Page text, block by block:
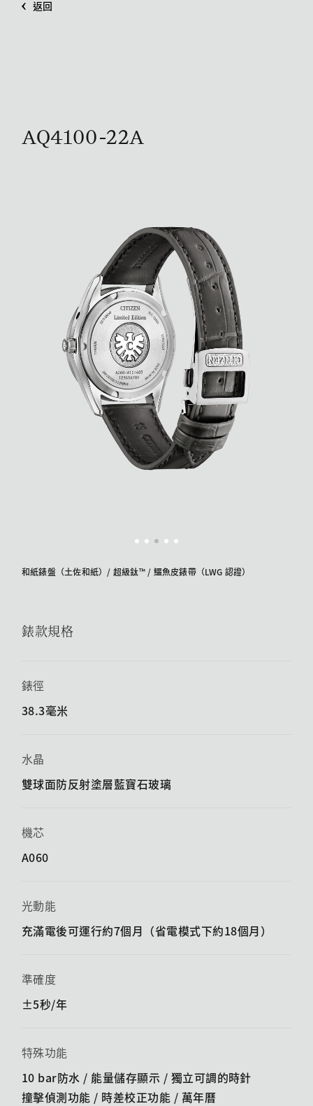
返回
AQ4100-22A
和紙錶盤（土佐和紙）/ 超級鈦™ / 鱷魚皮錶帶（LWG 認證）
錶款規格
錶徑
38.3毫米
水晶
雙球面防反射塗層藍寶石玻璃
機芯
A060
光動能
充滿電後可運行約7個月（省電模式下約18個月）
準確度
±5秒/年
特殊功能
10 bar防水 / 能量儲存顯示 / ​​獨立可調的時針
撞擊偵測功能 / ​​時差校正功能 / 萬年曆